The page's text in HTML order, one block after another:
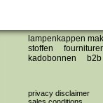
lampenkappen
stoffen
kadobonnen
b2b
privacy disclaimer